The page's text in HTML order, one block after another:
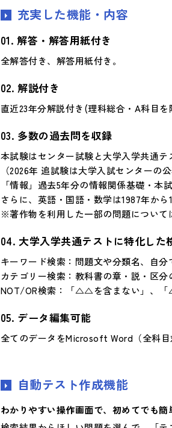
充実した機能・内容
解答・解答用紙付き
全解答付き、解答用紙付き。
解説付き
直近23年分解説付き(理科総合・A科目を
多数の過去問を収録
本試験はセンター試験と大学入学共通テ
（2026年 追試験は大学入試センターの公
「情報」過去5年分の情報関係基礎・本
さらに、英語・国語・数学は1987年か
※著作物を利用した一部の問題について
大学入学共通テストに特化した
キーワード検索：問題文や分類名、自
カテゴリー検索：教科書の章・説・区
NOT/OR検索：「△△を含まない」、
データ編集可能
全てのデータをMicrosoft Word（全科目
自動テスト作成機能
わかりやすい操作画面で、初めてでも簡